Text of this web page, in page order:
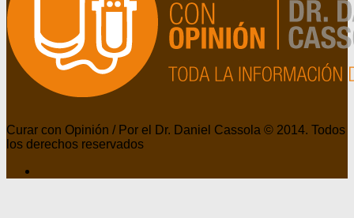
Curar con Opinión / Por el Dr. Daniel Cassola © 2014. Todos
los derechos reservados